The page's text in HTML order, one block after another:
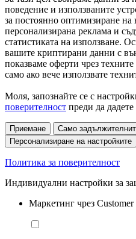
поведение и използваните
за постоянно оптимизиране на
персонализирана реклама и
статистиката на използване.
вашите криптирани данни с
показваме оферти чрез
само ако вече използвате
Моля, запознайте се с
поверителност преди да дадете
Приемане
Само
Персонализиране на настройките
Политика за поверителност
Индивидуални настройки за
Маркетинг чрез Customer